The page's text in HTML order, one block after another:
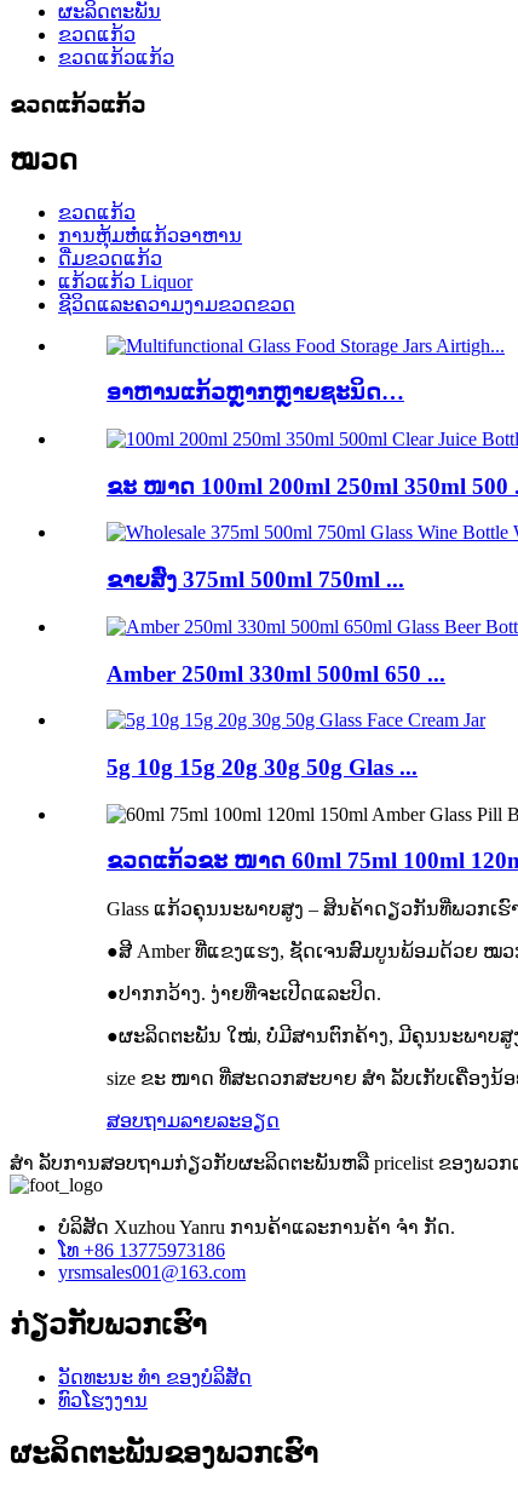
ຜະລິດຕະພັນ
ຂວດແກ້ວ
ຂວດແກ້ວແກ້ວ
ຂວດແກ້ວແກ້ວ
ໝວດ
ຂວດແກ້ວ
ການຫຸ້ມຫໍ່ແກ້ວອາຫານ
ດື່ມຂວດແກ້ວ
ແກ້ວແກ້ວ Liquor
ຊີວິດແລະຄວາມງາມຂວດຂວດ
ອາຫານແກ້ວຫຼາກຫຼາຍຊະນິດ…
ຂະ ໜາດ 100ml 200ml 250ml 350ml 500
ຂາຍສົ່ງ 375ml 500ml 750ml ...
Amber 250ml 330ml 500ml 650 ...
5g 10g 15g 20g 30g 50g Glas ...
ຂວດແກ້ວຂະ ໜາດ 60ml 75ml 100ml
Glass ແກ້ວຄຸນນະພາບສູງ – ສິນຄ້າດຽວກັນທີ່ພວກເ
●ສີ Amber ທີ່ແຂງແຮງ, ຊັດເຈນສົມບູນພ້ອມດ້ວຍ ໝ
●ປາກກວ້າງ. ງ່າຍທີ່ຈະເປີດແລະປິດ.
●ຜະລິດຕະພັນ ໃໝ່, ບໍ່ມີສານຕົກຄ້າງ, ມີຄຸນນະພາບ
size ຂະ ໜາດ ທີ່ສະດວກສະບາຍ ສຳ ລັບເກັບເຄື່ອງນ້
ສອບຖາມລາຍລະອຽດ
ສຳ ລັບການສອບຖາມກ່ຽວກັບຜະລິດຕະພັນຫລື pricelist ຂອງພວ
ບໍລິສັດ Xuzhou Yanru ການຄ້າແລະການຄ້າ ຈຳ ກັດ.
ໂທ +86 13775973186
yrsmsales001@163.com
ກ່ຽວ​ກັບ​ພວກ​ເຮົາ
ວັດທະນະ ທຳ ຂອງບໍລິສັດ
ທົວໂຮງງານ
ຜະລິດຕະພັນຂອງພວກເຮົາ